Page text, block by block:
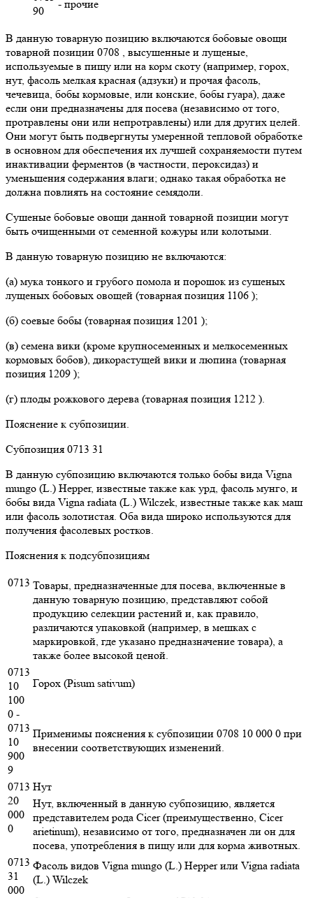
90
- прочие
В данную товарную позицию включаются бобовые овощи
товарной позиции 0708 , высушенные и лущеные,
используемые в пищу или на корм скоту (например, горох,
нут, фасоль мелкая красная (адзуки) и прочая фасоль,
чечевица, бобы кормовые, или конские, бобы гуара), даже
если они предназначены для посева (независимо от того,
протравлены они или непротравлены) или для других целей.
Они могут быть подвергнуты умеренной тепловой обработке
в основном для обеспечения их лучшей сохраняемости путем
инактивации ферментов (в частности, пероксидаз) и
уменьшения содержания влаги; однако такая обработка не
должна повлиять на состояние семядоли.
Сушеные бобовые овощи данной товарной позиции могут
быть очищенными от семенной кожуры или колотыми.
В данную товарную позицию не включаются:
(а) мука тонкого и грубого помола и порошок из сушеных
лущеных бобовых овощей (товарная позиция 1106 );
(б) соевые бобы (товарная позиция 1201 );
(в) семена вики (кроме крупносеменных и мелкосеменных
кормовых бобов), дикорастущей вики и люпина (товарная
позиция 1209 );
(г) плоды рожкового дерева (товарная позиция 1212 ).
Пояснение к субпозиции.
Субпозиция 0713 31
В данную субпозицию включаются только бобы вида Vigna
mungo (L.) Hepper, известные также как урд, фасоль мунго, и
бобы вида Vigna radiata (L.) Wilczek, известные также как маш
или фасоль золотистая. Оба вида широко используются для
получения фасолевых ростков.
Пояснения к подсубпозициям
0713 Товары, предназначенные для посева, включенные в
данную товарную позицию, представляют собой
продукцию селекции растений и, как правило,
различаются упаковкой (например, в мешках с
маркировкой, где указано предназначение товара), а
также более высокой ценой.
0713
10
100
0 -
0713
10
900
9
Горох (Pisum sativum)
Применимы пояснения к субпозиции 0708 10 000 0 при
внесении соответствующих изменений.
0713
20
000
0
Нут
Нут, включенный в данную субпозицию, является
представителем рода Cicer (преимущественно, Cicer
arietinum), независимо от того, предназначен ли он для
посева, употребления в пищу или для корма животных.
0713
31
000
Фасоль видов Vigna mungo (L.) Hepper или Vigna radiata
(L.) Wilczek